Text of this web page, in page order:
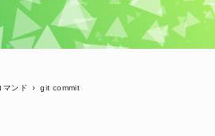
マンド › git commit